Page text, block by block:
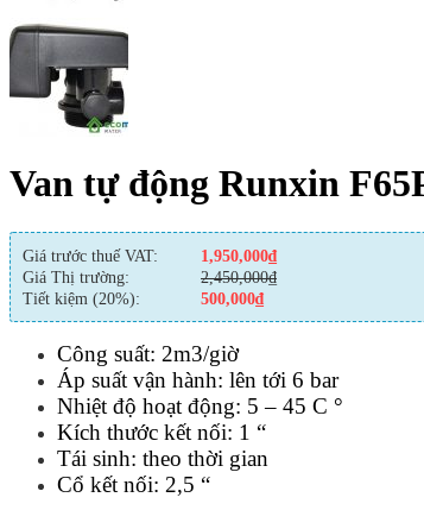
Van tự động Runxin
Giá trước thuế VAT: 1,950,000₫
Giá Thị trường:
2,450,000₫
Tiết kiệm (20%):
500,000₫
Công suất: 2m3/giờ
Áp suất vận hành: lên tới 6 bar
Nhiệt độ hoạt động: 5 – 45 С °
Kích thước kết nối: 1 “
Tái sinh: theo thời gian
Cổ kết nối: 2,5 “